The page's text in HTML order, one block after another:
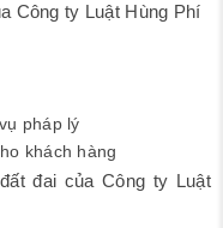
Công ty Luật Hùng Phí
pháp lý
khách hàng
đai của Công ty Luật